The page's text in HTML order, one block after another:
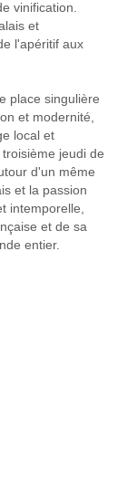
vinification.
et
l'apéritif aux
place singulière
et modernité,
local et
jeudi de
d'un même
et la passion
intemporelle,
et de sa
entier.